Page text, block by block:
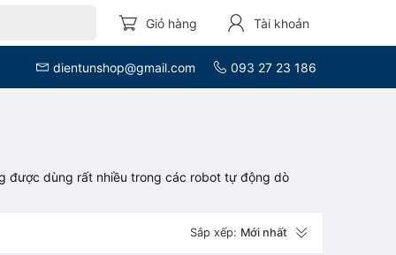
Giỏ hàng Tài khoản
dientunshop@gmail.com 093 27 23 186
được dùng rất nhiều trong các robot tự động dò
Sắp xếp: Mới nhất